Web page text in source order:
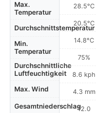
Max.
Temperatur
Durchschnittstemperatur
Min.
Temperatur
Durchschnittliche
Luftfeuchtigkeit
Max. Wind
Gesamtniederschlag
28.5°C
20.5°C
14.8°C
75%
8.6 kph
4.3 mm
12.0